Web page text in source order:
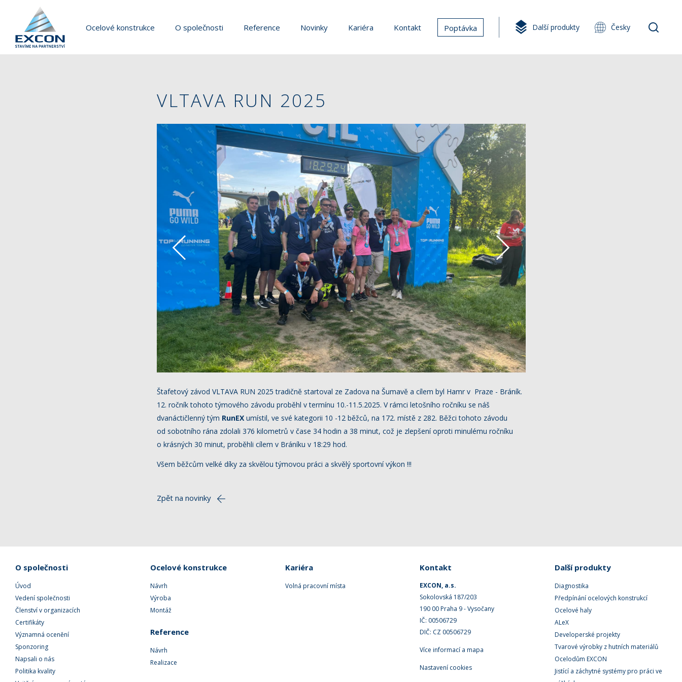
Ocelové konstrukce O společnosti Reference Novinky Kariéra Kontakt Poptávka Další produkty Česky
VLTAVA RUN 2025
Štafetový závod VLTAVA RUN 2025 tradičně startoval ze Zadova na Šumavě a cílem byl Hamr v Praze - Bráník.
12. ročník tohoto týmového závodu proběhl v termínu 10.-11.5.2025. V rámci letošního ročníku se náš
dvanáctičlenný tým RunEXumístil, ve své kategorii 10 -12 běžců, na 172. místě z 282. Běžci tohoto závodu
od sobotního rána zdolali 376 kilometrů v čase 34 hodin a 38 minut, což je zlepšení oproti minulému ročníku
o krásných 30 minut, proběhli cílem v Bráníku v 18:29 hod.
Všem běžcům velké díky za skvělou týmovou práci a skvělý sportovní výkon !!!
Zpět na novinky
O společnosti
Úvod
Vedení společnosti
Členství v organizacích
Certifikáty
Významná ocenění
Sponzoring
Napsali o nás
Politika kvality
Ocelové konstrukce
Návrh
Výroba
Montáž
Reference
Návrh
Realizace
Kariéra
Volná pracovní místa
Kontakt
EXCON, a.s.
Sokolovská 187/203
190 00 Praha 9 - Vysočany
IČ: 00506729
DIČ: CZ 00506729
Více informací a mapa
Nastavení cookies
Další produkty
Diagnostika
Předpínání ocelových konstrukcí
Ocelové haly
ALeX
Developerské projekty
Tvarové výrobky z hutních materiálů
Ocelodům EXCON
Jistící a záchytné systémy pro práci ve